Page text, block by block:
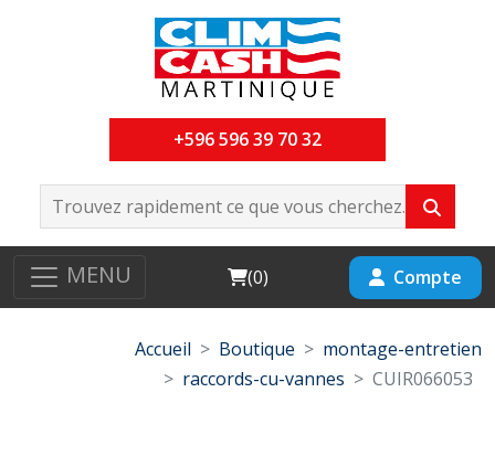
+596 596 39 70 32
MENU Cart
(0) Compte
Accueil Boutique
montage-entretien
raccords-cu-vannes
CUIR066053